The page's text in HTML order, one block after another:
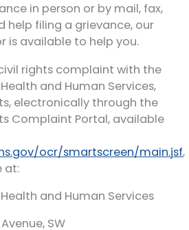
in person or by mail, fax,
help filing a grievance, our
is available to help you.
rights complaint with the
and Human Services,
electronically through the
Complaint Portal, available
ocr/smartscreen/main.jsf,
at:
and Human Services
SW